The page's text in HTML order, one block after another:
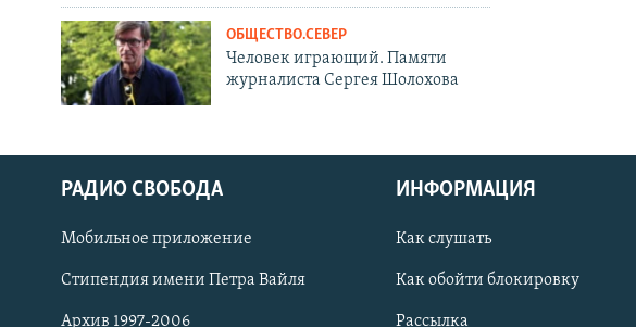
СОЦИАЛЬНЫЕ СЕТИ
ОБЩЕСТВО.СЕВЕР
Человек играющий. Памяти
журналиста Сергея Шолохова
РАДИО СВОБОДА
Мобильное приложение
Стипендия имени Петра Вайля
Архив 1997-2006
ИНФОРМАЦИЯ
Как слушать
Как обойти блокировку
Рассылка